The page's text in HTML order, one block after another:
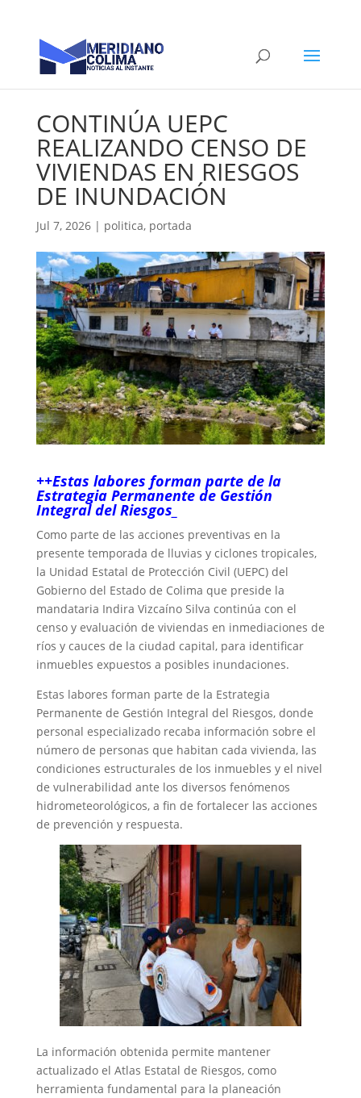
CONTINÚA UEPC
REALIZANDO CENSO DE
VIVIENDAS EN RIESGOS
DE INUNDACIÓN
Jul 7, 2026| politica, portada
++Estas labores forman parte de la
Estrategia Permanente de Gestión
Integral del Riesgos_
Como parte de las acciones preventivas en la
presente temporada de lluvias y ciclones tropicales,
la Unidad Estatal de Protección Civil (UEPC) del
Gobierno del Estado de Colima que preside la
mandataria Indira Vizcaíno Silva continúa con el
censo y evaluación de viviendas en inmediaciones de
ríos y cauces de la ciudad capital, para identificar
inmuebles expuestos a posibles inundaciones.
Estas labores forman parte de la Estrategia
Permanente de Gestión Integral del Riesgos, donde
personal especializado recaba información sobre el
número de personas que habitan cada vivienda, las
condiciones estructurales de los inmuebles y el nivel
de vulnerabilidad ante los diversos fenómenos
hidrometeorológicos, a fin de fortalecer las acciones
de prevención y respuesta.
La información obtenida permite mantener
actualizado el Atlas Estatal de Riesgos, como
herramienta fundamental para la planeación